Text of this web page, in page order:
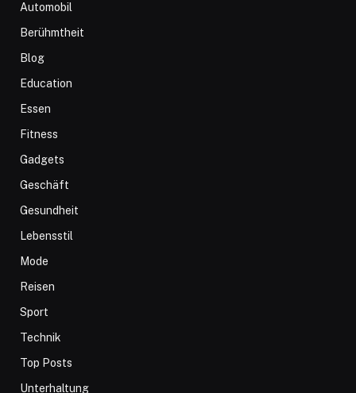
Automobil
Berühmtheit
Blog
Education
Essen
Fitness
Gadgets
Geschäft
Gesundheit
Lebensstil
Mode
Reisen
Sport
Technik
Top Posts
Unterhaltung